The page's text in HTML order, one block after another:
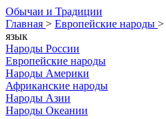
Обычаи и Традиции
Главная > Европейские народы >
язык
Народы России
Европейские народы
Народы Америки
Африканские народы
Народы Азии
Народы Океании